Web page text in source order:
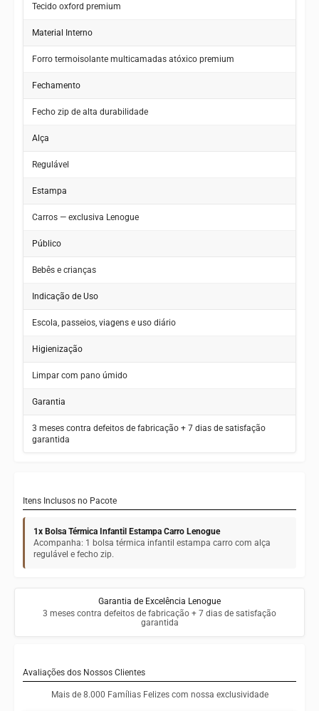
Tecido oxford premium
Material Interno
Forro termoisolante multicamadas atóxico premium
Fechamento
Fecho zip de alta durabilidade
Alça
Regulável
Estampa
Carros — exclusiva Lenogue
Público
Bebês e crianças
Indicação de Uso
Escola, passeios, viagens e uso diário
Higienização
Limpar com pano úmido
Garantia
3 meses contra defeitos de fabricação + 7 dias de satisfação
garantida
Itens Inclusos no Pacote
1x Bolsa Térmica Infantil Estampa Carro Lenogue
Acompanha: 1 bolsa térmica infantil estampa carro com alça
regulável e fecho zip.
Garantia de Excelência Lenogue
3 meses contra defeitos de fabricação + 7 dias de satisfação
garantida
Avaliações dos Nossos Clientes
Mais de 8.000 Famílias Felizes com nossa exclusividade